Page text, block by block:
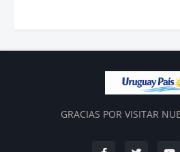
GRACIAS POR VISITAR